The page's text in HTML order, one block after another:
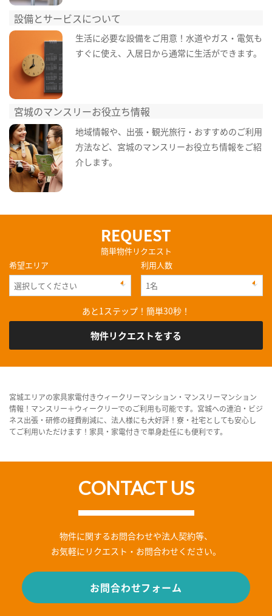
設備とサービスについて
生活に必要な設備をご用意！水道やガス・電気も
すぐに使え、入居日から通常に生活ができます。
宮城のマンスリーお役立ち情報
地域情報や、出張・観光旅行・おすすめのご利用
方法など、宮城のマンスリーお役立ち情報をご紹
介します。
REQUEST
簡単物件リクエスト
希望エリア
利用人数
あと1ステップ！簡単30秒！
物件リクエストをする
宮城エリアの家具家電付きウィークリーマンション・マンスリーマンション
情報！マンスリー＋ウィークリーでのご利用も可能です。宮城への連泊・ビジ
ネス出張・研修の経費削減に、法人様にも大好評！寮・社宅としても安心し
てご利用いただけます！家具・家電付きで単身赴任にも便利です。
CONTACT US
物件に関するお問合わせや法人契約等、
お気軽にリクエスト・お問合わせください。
お問合わせフォーム